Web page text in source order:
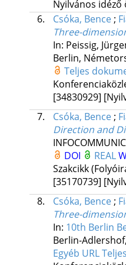
Nyilvános idéző
6.
Csóka, Bence;
Three-
In: Peissig,
Berlin,
Teljes
[34830929]
7.
Csóka, Bence;
Direction and
DOI
REAL
Szakcikk
[35170739]
8.
Csóka, Bence;
Three-
In: 10th Berlin
Berlin-
Egyéb URL